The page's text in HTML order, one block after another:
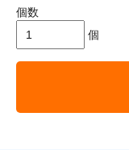
個数
個